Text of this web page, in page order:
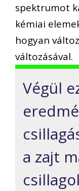
spektrumot
kémiai
hogyan
változásával.
Végül
a zajt